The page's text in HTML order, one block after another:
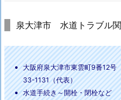
情
報
泉大津市 水道トラブル
大阪府泉大津市東雲町9番12
33-1131（代表）
水道手続き～開栓・閉栓など